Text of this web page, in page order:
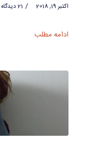
اکتبر 19, 2018 / 21 دیدگاه
ادامه مطلب